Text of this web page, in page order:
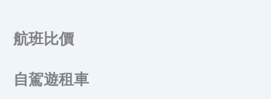
航班比價
自駕遊租車